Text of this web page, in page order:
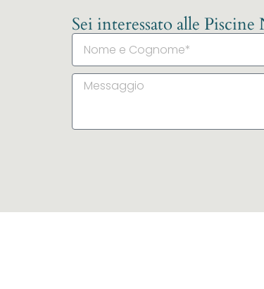
Sei interessato alle